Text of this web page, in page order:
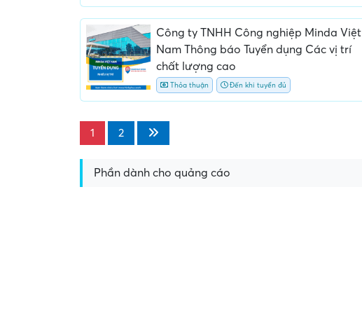
Công ty TNHH Công nghiệp Minda Việt
Nam Thông báo Tuyển dụng Các vị trí
chất lượng cao
Thỏa thuận Đến khi tuyển đủ
1 2
Phần dành cho quảng cáo